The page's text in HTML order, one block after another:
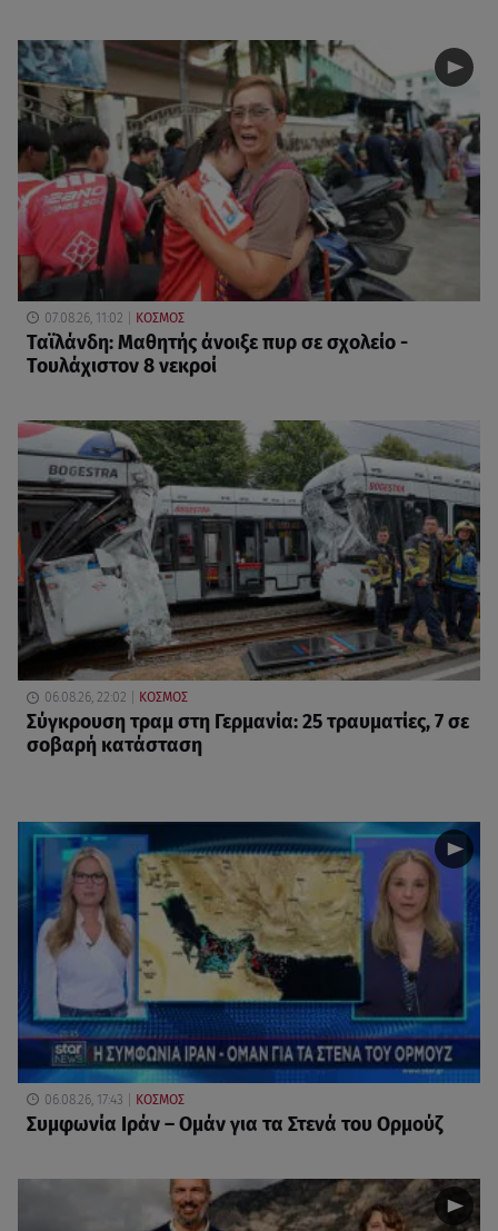
07.08.26, 11:02 ΚΟΣΜΟΣ
Ταϊλάνδη: Μαθητής άνοιξε πυρ σε σχολείο -
Τουλάχιστον 8 νεκροί
06.08.26, 22:02 ΚΟΣΜΟΣ
Σύγκρουση τραμ στη Γερμανία: 25 τραυματίες, 7 σε
σοβαρή κατάσταση
06.08.26, 17:43 ΚΟΣΜΟΣ
Συμφωνία Ιράν – Ομάν για τα Στενά του Ορμούζ